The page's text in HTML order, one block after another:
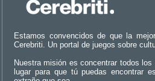
Estamos convencidos de que la
Cerebriti. Un portal de juegos sobre
Nuestra misión es concentrar todos
lugar para que tú puedas encontrar